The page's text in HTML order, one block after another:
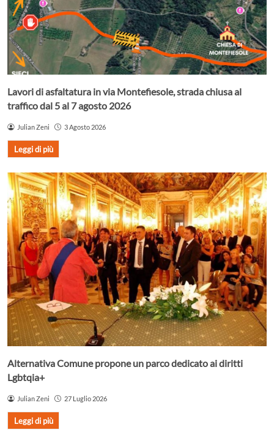
Lavori di asfaltatura in via Montefiesole, strada chiusa al
traffico dal 5 al 7 agosto 2026
Julian Zeni 3 Agosto 2026
Leggi di più
Alternativa Comune propone un parco dedicato ai diritti
Lgbtqia+
Julian Zeni 27 Luglio 2026
Leggi di più